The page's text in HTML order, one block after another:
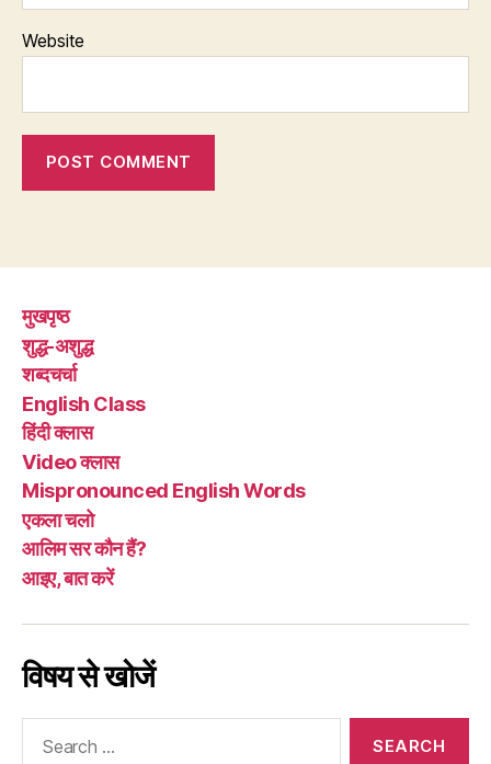
Website
मुखपृष्ठ
शुद्ध-अशुद्ध
शब्दचर्चा
English Class
हिंदी क्लास
Video क्लास
Mispronounced English Words
एकला चलो
आलिम सर कौन हैं?
आइए, बात करें
विषय से खोजें